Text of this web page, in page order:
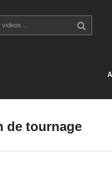
de tournage